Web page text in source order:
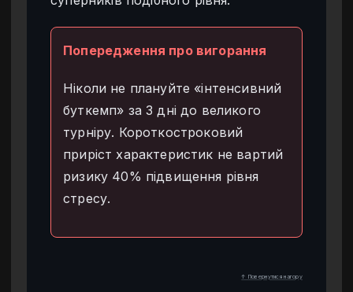
Попередження про вигорання
Ніколи не плануйте «інтенсивний
буткемп» за 3 дні до великого
турніру. Короткостроковий
приріст характеристик не вартий
ризику 40% підвищення рівня
стресу.
↑ Повернутися нагору